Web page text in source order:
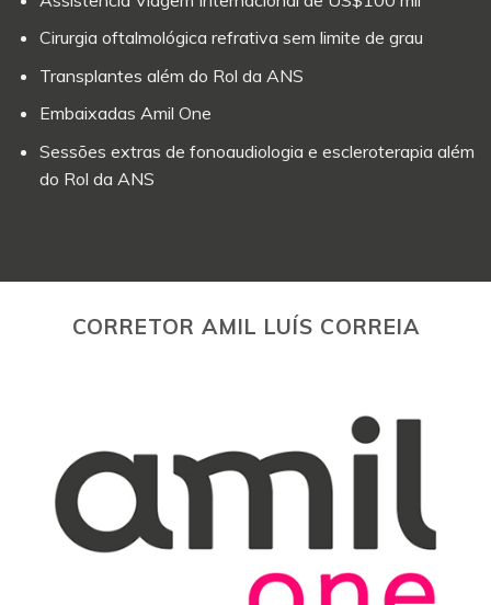
Cirurgia oftalmológica refrativa sem limite de grau
Transplantes além do Rol da ANS
Embaixadas Amil One
Sessões extras de fonoaudiologia e escleroterapia além
do Rol da ANS
CORRETOR AMIL LUÍS CORREIA